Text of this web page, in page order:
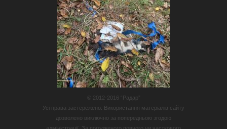
© 2012-2016 “Радар”
Усі права застережено. Використання матеріалів сайту
дозволено виключно за попередньою згодою